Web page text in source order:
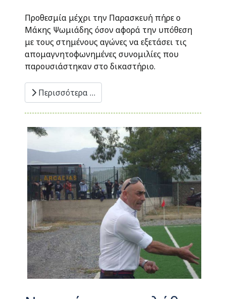
Προθεσμία μέχρι την Παρασκευή πήρε ο
Μάκης Ψωμιάδης όσον αφορά την υπόθεση
με τους στημένους αγώνες να εξετάσει τις
απομαγνητοφωνημένες συνομιλίες που
παρουσιάστηκαν στο δικαστήριο.
Περισσότερα …